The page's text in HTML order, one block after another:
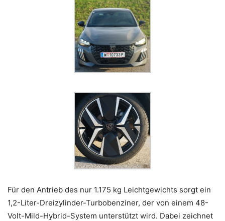
Für den Antrieb des nur 1.175 kg Leichtgewichts sorgt ein
1,2-Liter-Dreizylinder-Turbobenziner, der von einem 48-
Volt-Mild-Hybrid-System unterstützt wird. Dabei zeichnet